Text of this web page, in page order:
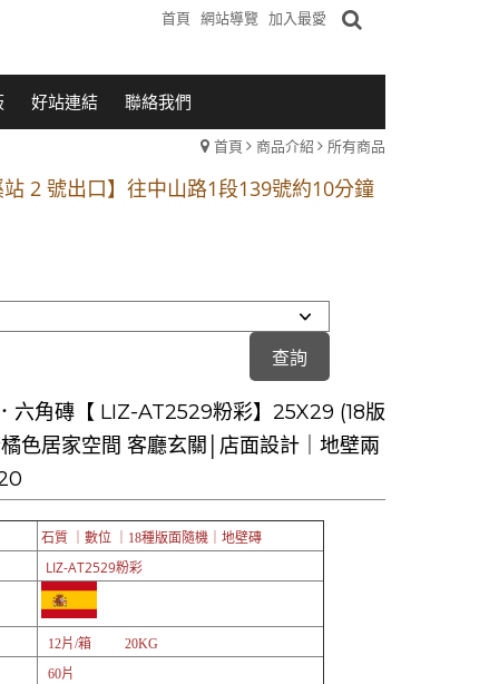
首頁 網站導覽 加入最愛
好站連結 聯絡我們
首頁 商品介紹 所有商品
1段 到永平路路口(樂華夜市口)門口可停車
2 號出口】往中山路1段139號約10分鐘
客戶加入 LINE官方帳號@a0975005573
2 號出口】往中山路1段139號約10分鐘
客戶加入 LINE官方帳號@a0975005573
六角磚【 LIZ-AT2529粉彩】25X29 (18版
色居家空間 客廳玄關│店面設計｜地壁兩
石質 ｜數位 ｜18種版面隨機｜ 地壁磚
LIZ-AT2529粉彩
12片/箱 20KG
60片